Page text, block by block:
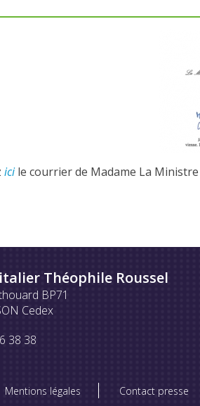
icile courrier de Madame La
Théophile Roussel
BP71
Cedex
38 38
Mentions légales Contact presse